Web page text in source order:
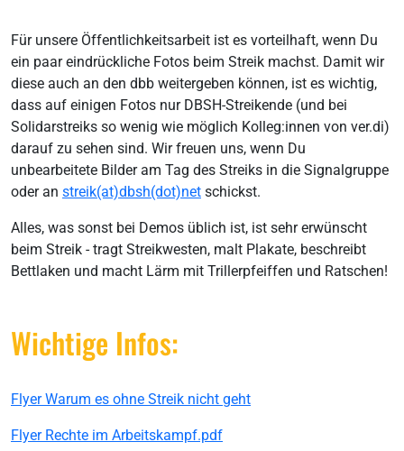
Für unsere Öffentlichkeitsarbeit ist es vorteilhaft, wenn Du
ein paar eindrückliche Fotos beim Streik machst. Damit wir
diese auch an den dbb weitergeben können, ist es wichtig,
dass auf einigen Fotos nur DBSH-Streikende (und bei
Solidarstreiks so wenig wie möglich Kolleg:innen von ver.di)
darauf zu sehen sind. Wir freuen uns, wenn Du
unbearbeitete Bilder am Tag des Streiks in die Signalgruppe
oder an streik(at)dbsh(dot)net schickst.
Alles, was sonst bei Demos üblich ist, ist sehr erwünscht
beim Streik - tragt Streikwesten, malt Plakate, beschreibt
Bettlaken und macht Lärm mit Trillerpfeiffen und Ratschen!
Wichtige Infos:
Flyer Warum es ohne Streik nicht geht
Flyer Rechte im Arbeitskampf.pdf